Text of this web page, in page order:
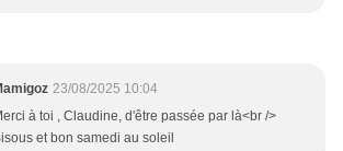
23/08/2025 10:04
à toi , Claudine, d'être passée par là<br />
et bon samedi au soleil